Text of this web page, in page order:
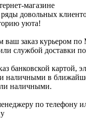
магазине
довольных
уюта!
ваш заказ курьером
службой доставки
банковской картой,
наличными в
наличными.
по телефону